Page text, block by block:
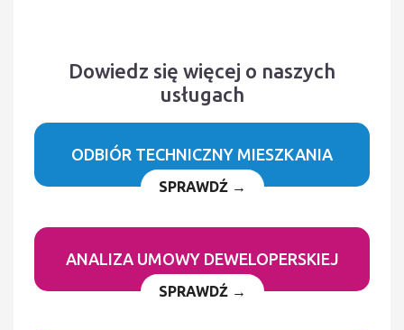
Dowiedz się więcej o naszych
usługach
ODBIÓR TECHNICZNY MIESZKANIA
SPRAWDŹ →
ANALIZA UMOWY DEWELOPERSKIEJ
SPRAWDŹ →